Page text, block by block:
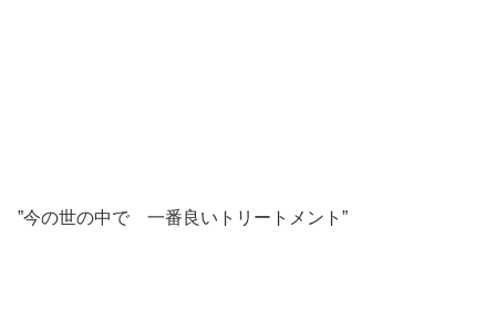
”今の世の中で 一番良いトリートメント”